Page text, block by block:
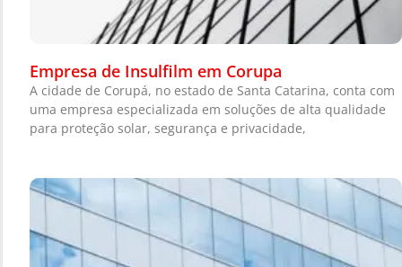
Empresa de Insulfilm em Corupa
A cidade de Corupá, no estado de Santa Catarina, conta com
uma empresa especializada em soluções de alta qualidade
para proteção solar, segurança e privacidade,